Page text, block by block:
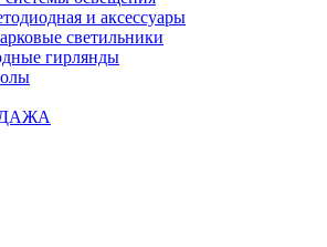
и аксессуары
светильники
гирлянды